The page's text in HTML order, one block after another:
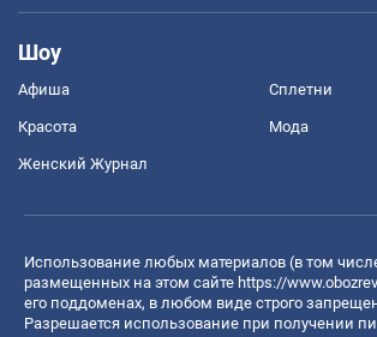
Шоу
Афиша Сплетни
Красота Мода
Женский Журнал
Использование любых материалов (в том
размещенных на этом сайте https://
его поддоменах, в любом виде строго
Разрешается использование при получении